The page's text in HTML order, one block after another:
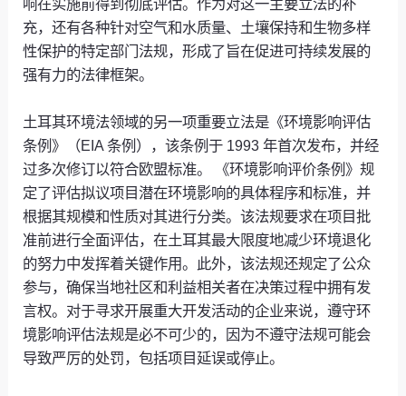
响在实施前得到彻底评估。作为对这一主要立法的补
充，还有各种针对空气和水质量、土壤保持和生物多样
性保护的特定部门法规，形成了旨在促进可持续发展的
强有力的法律框架。
土耳其环境法领域的另一项重要立法是《环境影响评估
条例》（EIA 条例），该条例于 1993 年首次发布，并经
过多次修订以符合欧盟标准。 《环境影响评价条例》规
定了评估拟议项目潜在环境影响的具体程序和标准，并
根据其规模和性质对其进行分类。该法规要求在项目批
准前进行全面评估，在土耳其最大限度地减少环境退化
的努力中发挥着关键作用。此外，该法规还规定了公众
参与，确保当地社区和利益相关者在决策过程中拥有发
言权。对于寻求开展重大开发活动的企业来说，遵守环
境影响评估法规是必不可少的，因为不遵守法规可能会
导致严厉的处罚，包括项目延误或停止。